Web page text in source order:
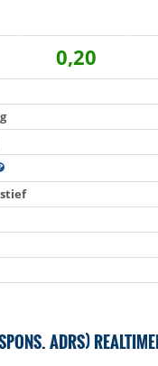
0,20
ADRS)